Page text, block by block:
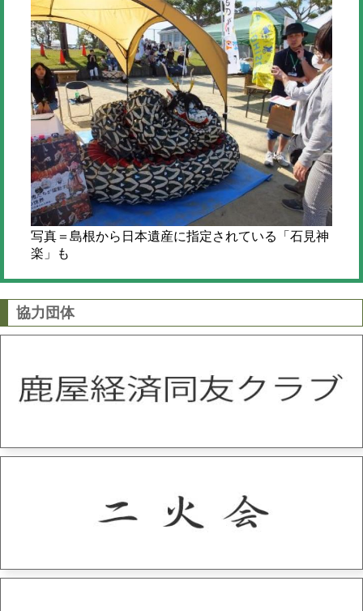
写真＝島根から日本遺産に指定されている「石見神
楽」も
協力団体